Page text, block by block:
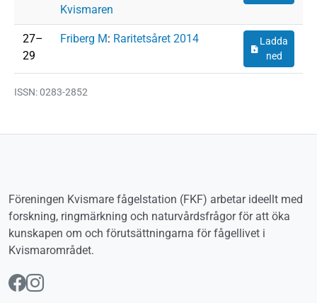
Kvismaren
27–
29
Friberg M: Raritetsåret 2014 Dokument
Ladda
ned
ISSN: 0283-2852
Föreningen Kvismare fågelstation (FKF) arbetar ideellt med
forskning, ringmärkning och naturvårdsfrågor för att öka
kunskapen om och förutsättningarna för fågellivet i
Kvismarområdet.
Följ oss på Facebook
Följ oss på Instagram